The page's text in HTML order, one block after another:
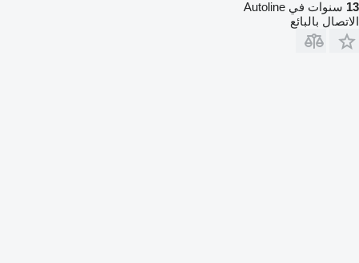
13 سنوات في Autoline
الاتصال بالبائع